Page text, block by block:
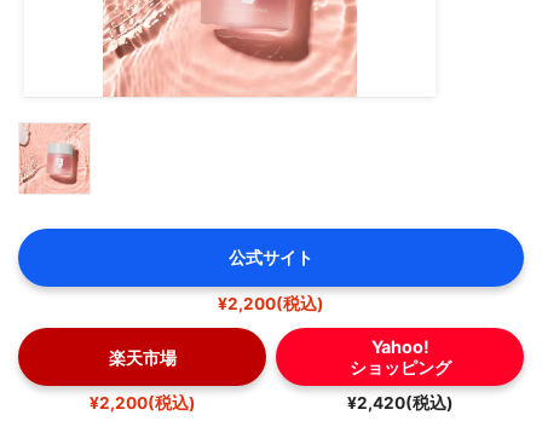
公式サイト
¥2,200(税込)
楽天市場
¥2,200(税込)
Yahoo!
ショッピング
¥2,420(税込)